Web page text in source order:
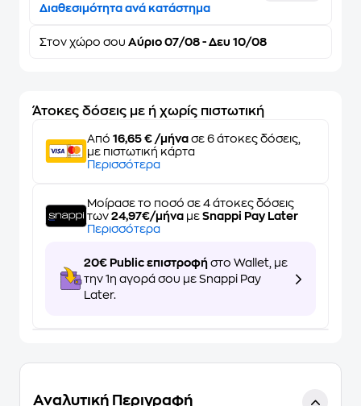
Διαθεσιμότητα ανά κατάστημα
Στον χώρο σου Αύριο 07/08 - Δευ 10/08
Άτοκες δόσεις με ή χωρίς πιστωτική
Από 16,65 € /μήνα σε 6 άτοκες δόσεις,
με πιστωτική κάρτα
Περισσότερα
Μοίρασε το ποσό σε 4 άτοκες δόσεις
των 24,97€/μήνα με Snappi Pay Later
Περισσότερα
20€ Public επιστροφή στο Wallet, με
την 1η αγορά σου με Snappi Pay
Later.
Αναλυτική Περιγραφή